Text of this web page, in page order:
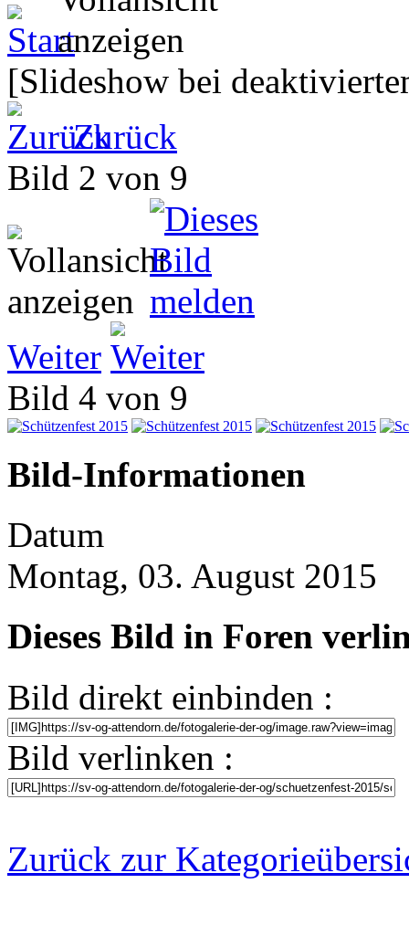
[Slideshow bei
Zurück
Bild 2 von 9
Weiter
Bild 4 von 9
Bild-Informationen
Datum
Montag, 03. August 2015
Dieses Bild in Foren
Bild direkt einbinden :
Bild verlinken :
Zurück zur